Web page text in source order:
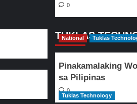
0
TUKLAS
National Tuklas
Pinakamalaking
sa Pilipinas
0
Tuklas Technology